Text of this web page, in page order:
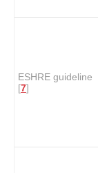
ESHRE guideline
[7]